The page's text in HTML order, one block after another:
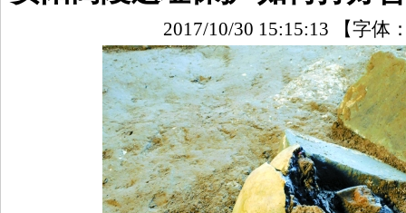
2017/10/30 15:15:13 【字体